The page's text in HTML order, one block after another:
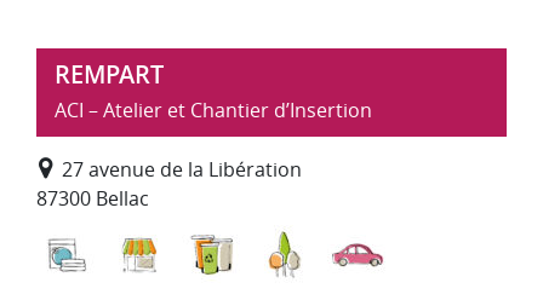
REMPART
ACI – Atelier et Chantier d’Insertion
27 avenue de la Libération
87300 Bellac
Blanchisserie, repassage
Commerce, distribution
Déchets : collecte, traitement,
Environnement,